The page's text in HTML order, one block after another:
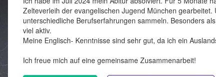
Zelteverleih der evangelischen Jugend München
unterschiedliche Berufserfahrungen sammeln. Besonders
viel aktiv.
Meine Englisch- Kenntnisse sind sehr gut, da ich ein
Ich freue mich auf eine gemeinsame Zusammenarbeit!